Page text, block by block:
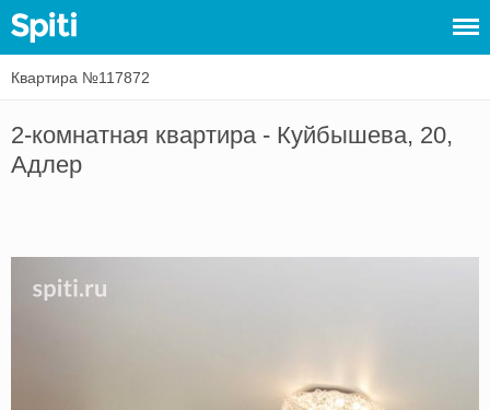
Войти
Сдать
Квартира №117872
2-комнатная квартира - Куйбышева, 20,
Адлер